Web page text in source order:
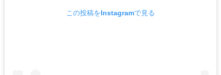
この投稿をInstagramで見る